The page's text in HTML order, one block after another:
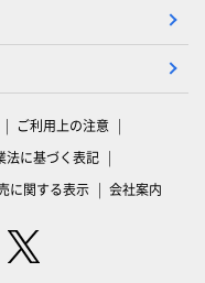
ご利用上の注意
法に基づく表記
に関する表示 会社案内